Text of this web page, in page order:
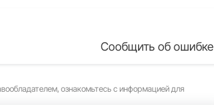
Сообщить об ошибке
ознакомьтесь с информацией для